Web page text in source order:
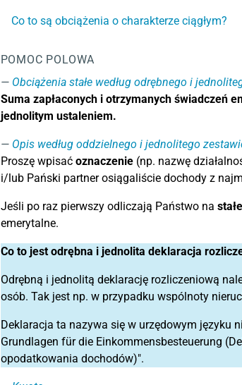
Co to są obciążenia o charakterze ciągłym?
POMOC POLOWA
Obciążenia stałe według odrębnego i
Suma zapłaconych i otrzymanych świadczeń
jednolitym ustaleniem.
Opis według oddzielnego i jednolitego
Proszę wpisać oznaczenie(np. nazwę
i/lub Pański partner osiągaliście dochody z
Jeśli po raz pierwszy odliczają Państwo na
emerytalne.
Co to jest odrębna i jednolita deklaracja
Odrębną i jednolitą deklarację rozliczeniową
osób. Tak jest np. w przypadku wspólnoty
Deklaracja ta nazywa się w urzędowym języku
Grundlagen für die Einkommensbesteuerung
opodatkowania dochodów)".